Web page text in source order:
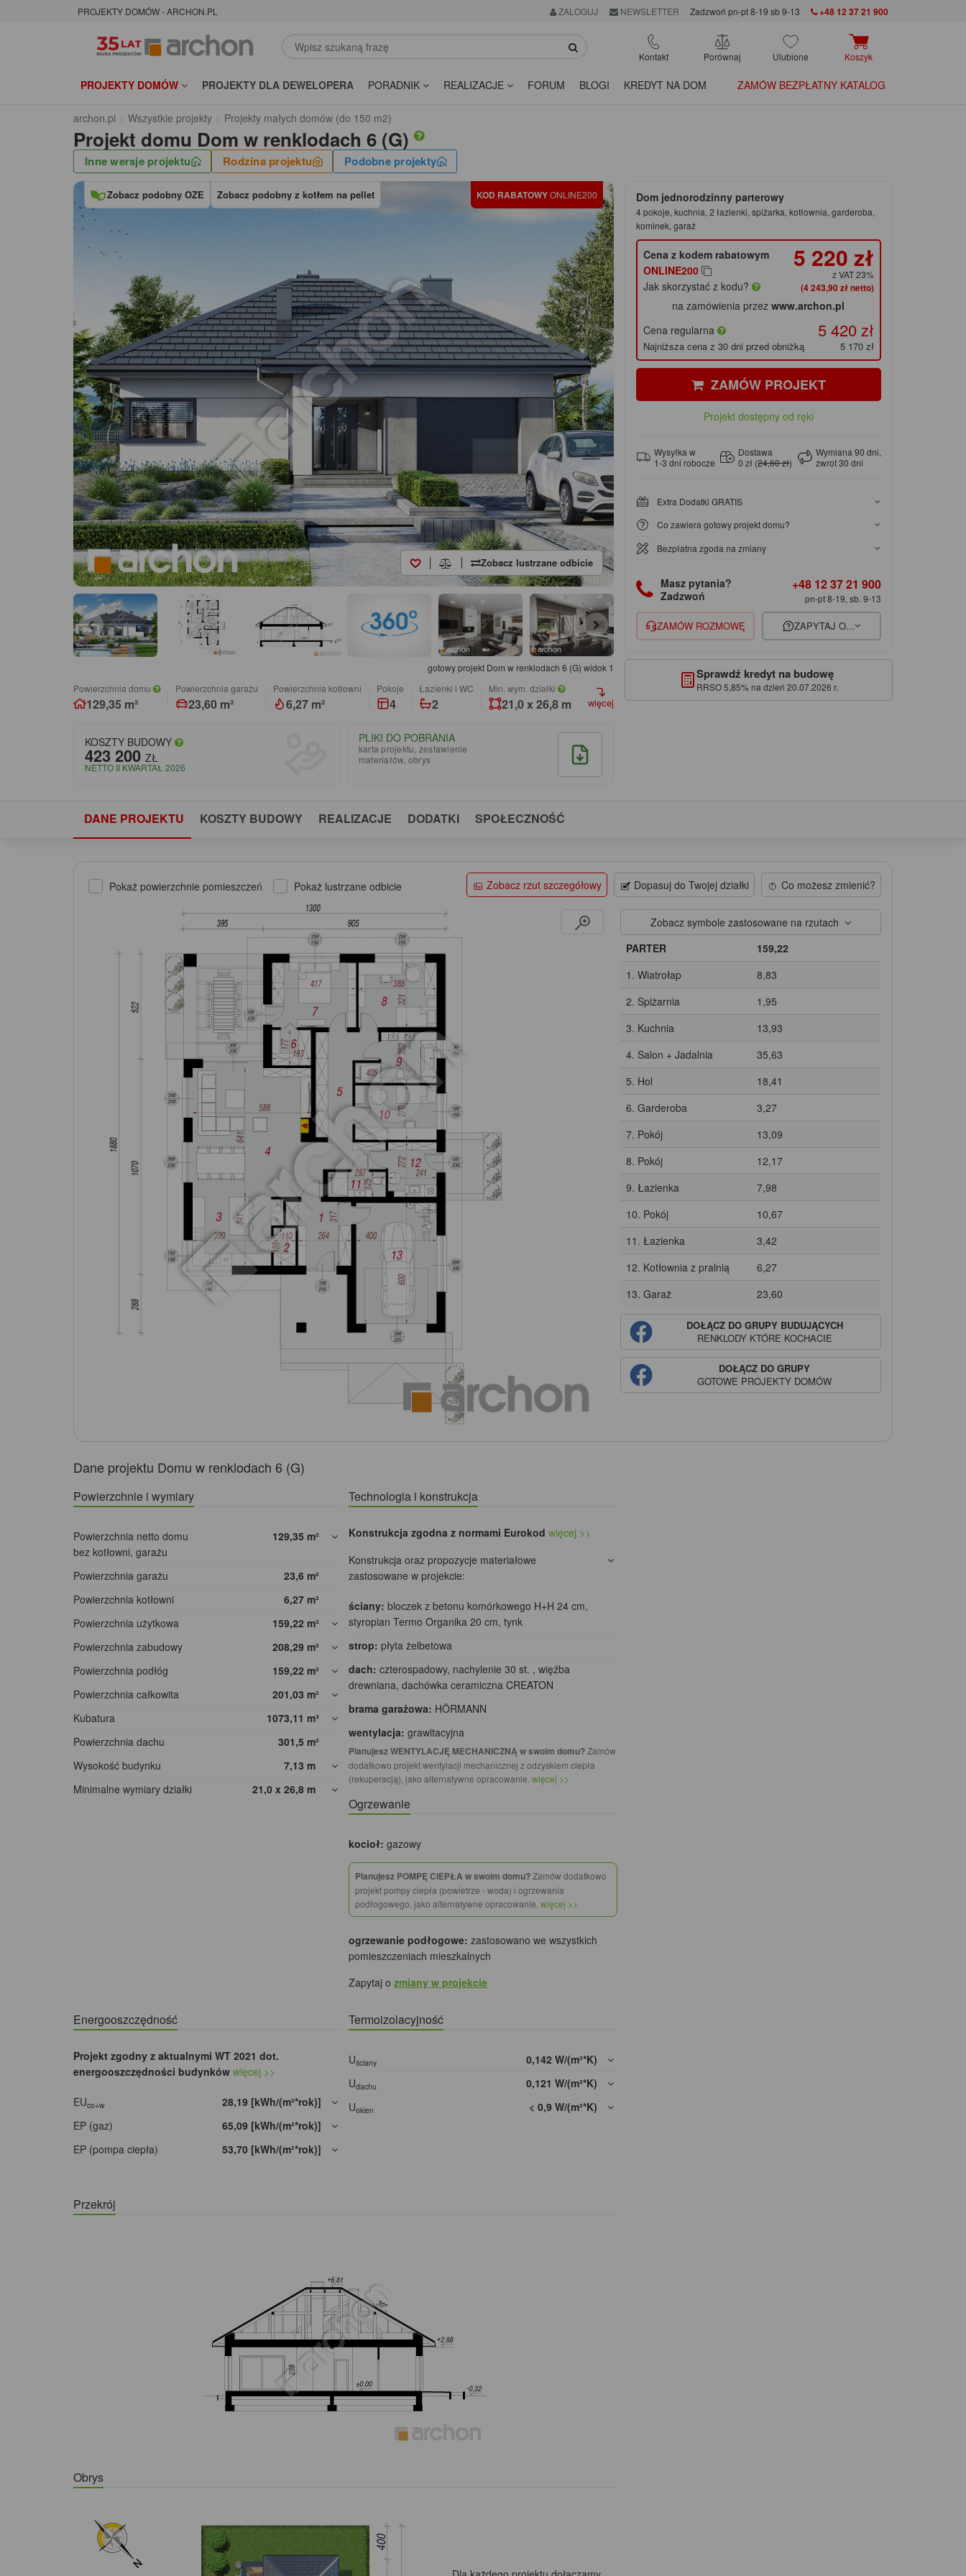
PROJEKTY DOMÓW - ARCHON.PL ZALOGUJ NEWSLETTER Zadzwoń pn-pt 8-19 sb 9-13 +48 12 37 21 900
Kontakt Porównaj Ulubione Koszyk
PROJEKTY DOMÓW PROJEKTY DLA DEWELOPERA PORADNIK REALIZACJE FORUM BLOGI KREDYT NA DOM ZAMÓW BEZPŁATNY KATALOG
archon.pl Wszystkie projekty Projekty małych domów (do 150 m2)
Projekt domu Dom w renklodach 6 (G)
Inne wersje projektu Rodzina projektu Podobne projekty
Zobacz podobny OZE Zobacz podobny z kotłem na pellet KOD RABATOWYONLINE200
Zobacz lustrzane odbicie
gotowy projekt Dom w renklodach 6 (G) widok 1
Powierzchnia domu
129,35 m²
Powierzchnia garażu
23,60 m²
Powierzchnia kotłowni
6,27 m²
pokoje
4
łazienki i WC
2
Min. wym. działki
21,0 x 26,8 m więcej
KOSZTY BUDOWY
423 200 ZŁ
NETTO II KWARTAŁ 2026
PLIKI DO POBRANIA
karta projektu, zestawienie
materiałów, obrys
Dom jednorodzinny parterowy
4 pokoje, kuchnia, 2 łazienki, spiżarka, kotłownia, garderoba,
kominek, garaż
Cena z kodem rabatowym
ONLINE200
Jak skorzystać z kodu?
5 220 zł
z VAT 23%
(4 243,90 zł netto)
na zamówienia przezwww.archon.pl
Cena regularna
5 420 zł
Najniższa cena z 30 dni przed obniżką 5 170 zł
ZAMÓW PROJEKT
Projekt dostępny od ręki
Wysyłka w
1-3 dni robocze
Dostawa
0 zł (24,60 zł)
Wymiana 90 dni,
zwrot 30 dni
Extra Dodatki GRATIS
Co zawiera gotowy projekt domu?
Bezpłatna zgoda na zmiany
Masz pytania?
Zadzwoń
+48 12 37 21 900
pn-pt 8-19, sb. 9-13
ZAMÓW ROZMOWĘ ZAPYTAJ O...
Sprawdź kredyt na budowę
RRSO 5,85% na dzień 20.07.2026 r.
DANE PROJEKTU KOSZTY BUDOWY REALIZACJE DODATKI SPOŁECZNOŚĆ
Pokaż powierzchnie pomieszczeń Pokaż lustrzane odbicie Zobacz rzut szczegółowy Dopasuj do Twojej działki Co możesz zmienić?
Zobacz symbole zastosowane na rzutach
PARTER
159,22
1. Wiatrołap
8,83
2. Spiżarnia
1,95
3. Kuchnia
13,93
4. Salon + Jadalnia
35,63
5. Hol
18,41
6. Garderoba
3,27
7. Pokój
13,09
8. Pokój
12,17
9. Łazienka
7,98
10. Pokój
10,67
11. Łazienka
3,42
12. Kotłownia z pralnią
6,27
13. Garaż
23,60
DOŁĄCZ DO GRUPY BUDUJĄCYCH
RENKLODYKTÓRE KOCHACIE
DOŁĄCZ DO GRUPY
GOTOWE PROJEKTY DOMÓW
Dane projektu Domu w renklodach 6 (G)
Powierzchnie i wymiary
Powierzchnia netto domu
bez kotłowni, garażu
129,35 m²
Powierzchnia garażu 23,6 m²
Powierzchnia kotłowni
6,27 m²
Powierzchnia użytkowa
159,22 m²
Powierzchnia zabudowy
208,29 m²
Powierzchnia podłóg
159,22 m²
Powierzchnia całkowita
201,03 m²
Kubatura
1073,11 m³
Powierzchnia dachu
301,5 m²
Wysokość budynku
7,13 m
Minimalne wymiary działki
21,0 x 26,8 m
Technologia i konstrukcja
Konstrukcja zgodna z normami Eurokod więcej >>
Konstrukcja oraz propozycje materiałowe
zastosowane w projekcie:
ściany: bloczek z betonu komórkowego H+H 24 cm,
styropian Termo Organika 20 cm, tynk
strop: płyta żelbetowa
dach: czterospadowy, nachylenie 30 st. , więźba
drewniana, dachówka ceramiczna CREATON
brama garażowa: HÖRMANN
wentylacja: grawitacyjna
Planujesz WENTYLACJĘ MECHANICZNĄ w swoim domu?Zamów
dodatkowo projekt wentylacji mechanicznej z odzyskiem ciepła
(rekuperacją), jako alternatywne opracowanie.więcej >>
Ogrzewanie
kocioł: gazowy
Planujesz POMPĘ CIEPŁA w swoim domu?Zamów dodatkowo
projekt pompy ciepła (powietrze - woda) i ogrzewania
podłogowego, jako alternatywne opracowanie.więcej >>
ogrzewanie podłogowe: zastosowano we wszystkich
pomieszczeniach mieszkalnych
Zapytaj ozmiany w projekcie
Energooszczędność
Projekt zgodny z aktualnymi WT 2021 dot.
energooszczędności budynków więcej >>
EUco+w
28,19 [kWh/(m²*rok)]
EP (gaz)
65,09 [kWh/(m²*rok)]
EP (pompa ciepła)
53,70 [kWh/(m²*rok)]
Termoizolacyjność
Uściany
0,142 W/(m²*K)
Udachu
0,121 W/(m²*K)
Uokien < 0,9 W/(m²*K)
Przekrój
Obrys